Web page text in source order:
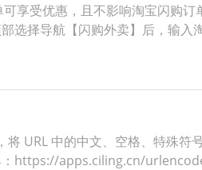
享受优惠，且不影响淘宝闪购
选择导航【闪购外卖】后，输
URL 中的中文、空格、特殊符
：https://apps.ciling.cn/